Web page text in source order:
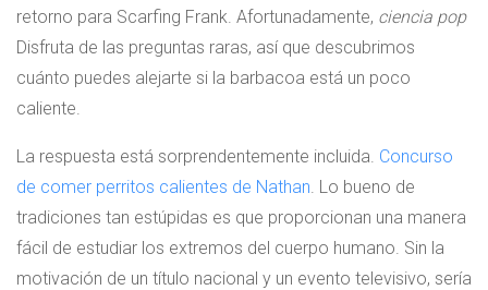
retorno para Scarfing Frank. Afortunadamente, ciencia pop
Disfruta de las preguntas raras, así que descubrimos
cuánto puedes alejarte si la barbacoa está un poco
caliente.
La respuesta está sorprendentemente incluida. Concurso
de comer perritos calientes de Nathan. Lo bueno de
tradiciones tan estúpidas es que proporcionan una manera
fácil de estudiar los extremos del cuerpo humano. Sin la
motivación de un título nacional y un evento televisivo, sería